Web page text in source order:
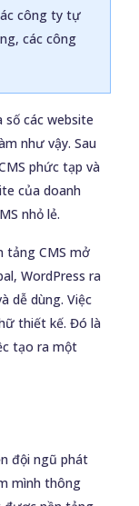
công ty tự
các công
các website
như vậy. Sau
phức tạp và
của doanh
nhỏ lẻ.
tảng CMS mở
WordPress ra
dễ dùng. Việc
thiết kế. Đó là
tạo ra một
đội ngũ phát
mình thông